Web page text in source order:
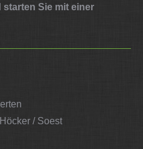
Sie mit einer
/ Soest